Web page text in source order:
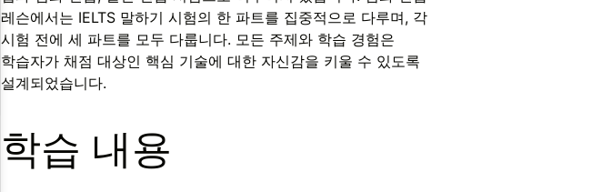
레슨에서는 IELTS 말하기 시험의 한 파트를 집중적으로 다루며, 각
시험 전에 세 파트를 모두 다룹니다. 모든 주제와 학습 경험은
학습자가 채점 대상인 핵심 기술에 대한 자신감을 키울 수 있도록
설계되었습니다.
학습 내용